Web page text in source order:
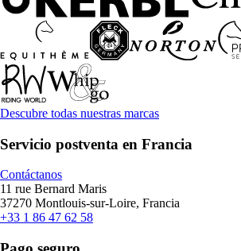
Descubre todas nuestras marcas
Servicio postventa en Francia
Contáctanos
11 rue Bernard Maris
37270 Montlouis-sur-Loire, Francia
+33 1 86 47 62 58